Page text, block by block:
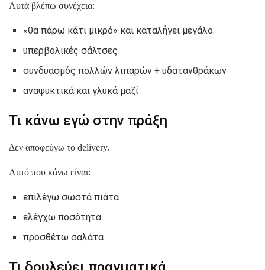
Αυτά βλέπω συνέχεια:
«θα πάρω κάτι μικρό» και καταλήγει μεγάλο
υπερβολικές σάλτσες
συνδυασμός πολλών λιπαρών + υδατανθράκων
αναψυκτικά και γλυκά μαζί
Τι κάνω εγώ στην πράξη
Δεν αποφεύγω το delivery.
Αυτό που κάνω είναι:
επιλέγω σωστά πιάτα
ελέγχω ποσότητα
προσθέτω σαλάτα